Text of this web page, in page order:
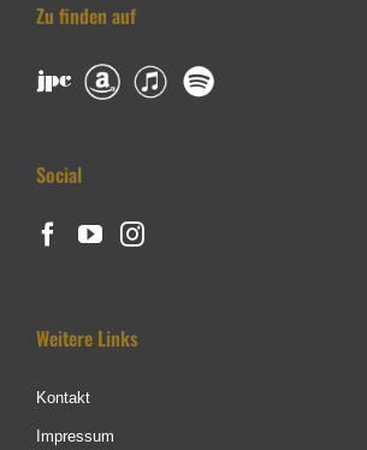
Zu finden auf
Social
Weitere Links
Kontakt
Impressum